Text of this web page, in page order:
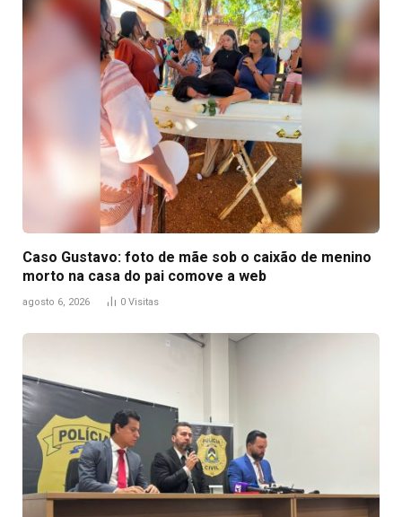
Caso Gustavo: foto de mãe sob o caixão de menino
morto na casa do pai comove a web
agosto 6, 2026 0 Visitas